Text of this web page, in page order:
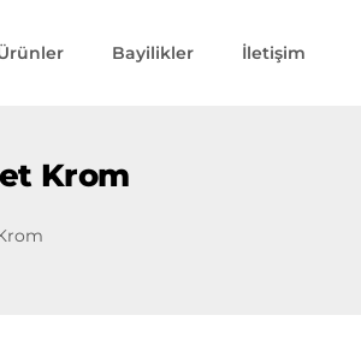
Bayilikler İletişim
Krom